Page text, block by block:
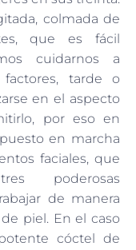
colmada de
que es fácil
cuidarnos a
factores, tarde o
en el aspecto
por eso en
en marcha
faciales, que
poderosas
de manera
piel. En el caso
cóctel de